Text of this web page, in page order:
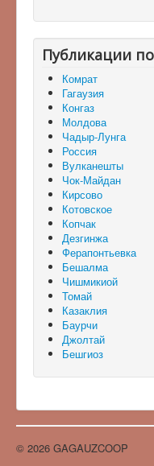
Публикации
Комрат
Гагаузия
Конгаз
Молдова
Чадыр-Лунга
Россия
Вулканешты
Чок-Майдан
Кирсово
Котовское
Копчак
Дезгинжа
Ферапонтьевка
Бешалма
Чишмикиой
Томай
Казаклия
Баурчи
Джолтай
Бешгиоз
© 2026 GAGAUZCOOP